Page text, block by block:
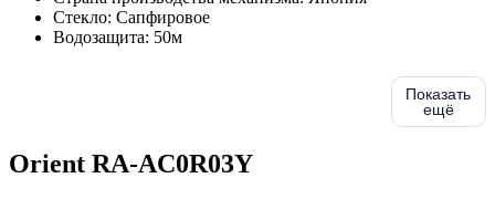
Стекло: Сапфировое
Водозащита: 50м
Показать
ещё
Orient RA-AC0R03Y